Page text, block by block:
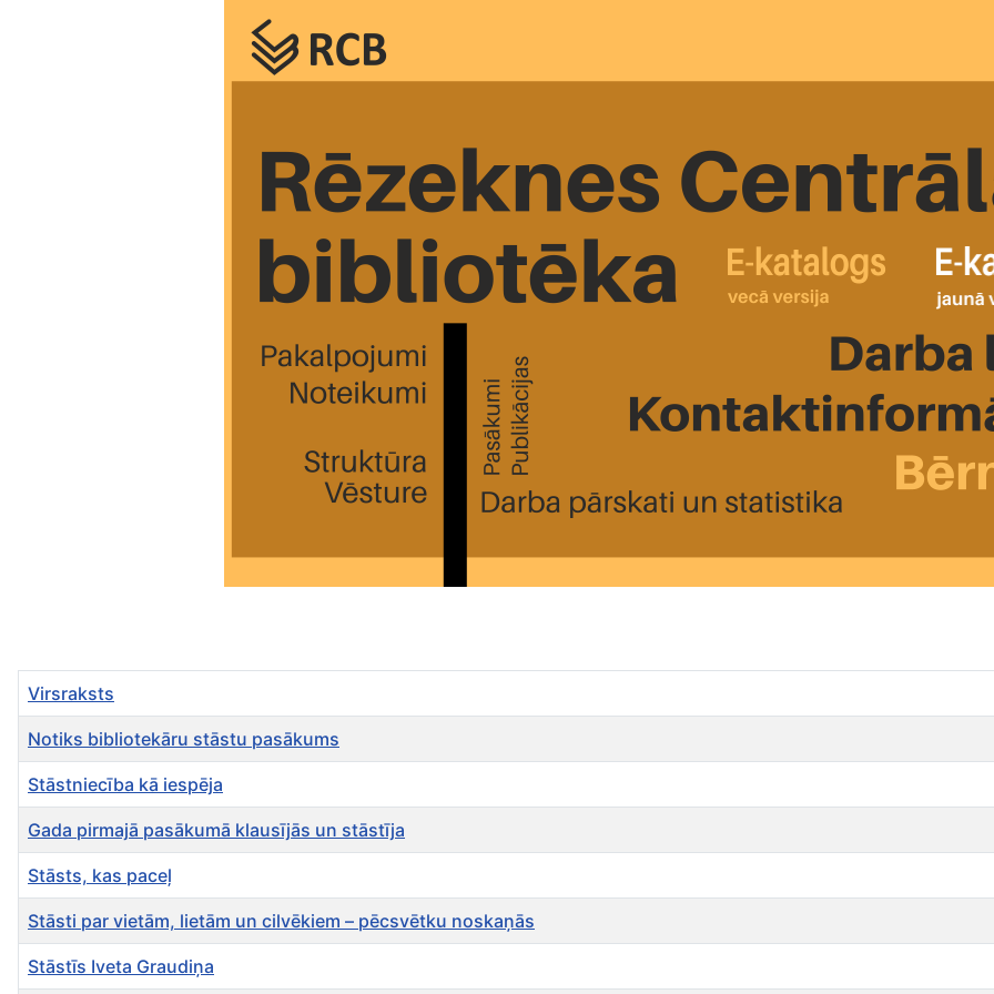
Virsraksts
Notiks bibliotekāru stāstu pasākums
Stāstniecība kā iespēja
Gada pirmajā pasākumā klausījās un stāstīja
Stāsts, kas paceļ
Stāsti par vietām, lietām un cilvēkiem – pēcsvētku noskaņās
Stāstīs Iveta Graudiņa